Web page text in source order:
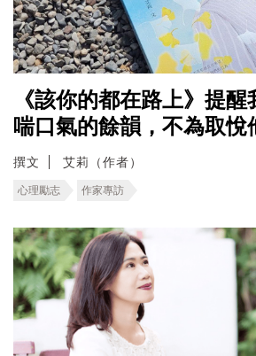
《該你的都在路上》提
喘口氣的餘韻，不為取悅
撰文 艾莉（作者）
心理勵志 作家專訪